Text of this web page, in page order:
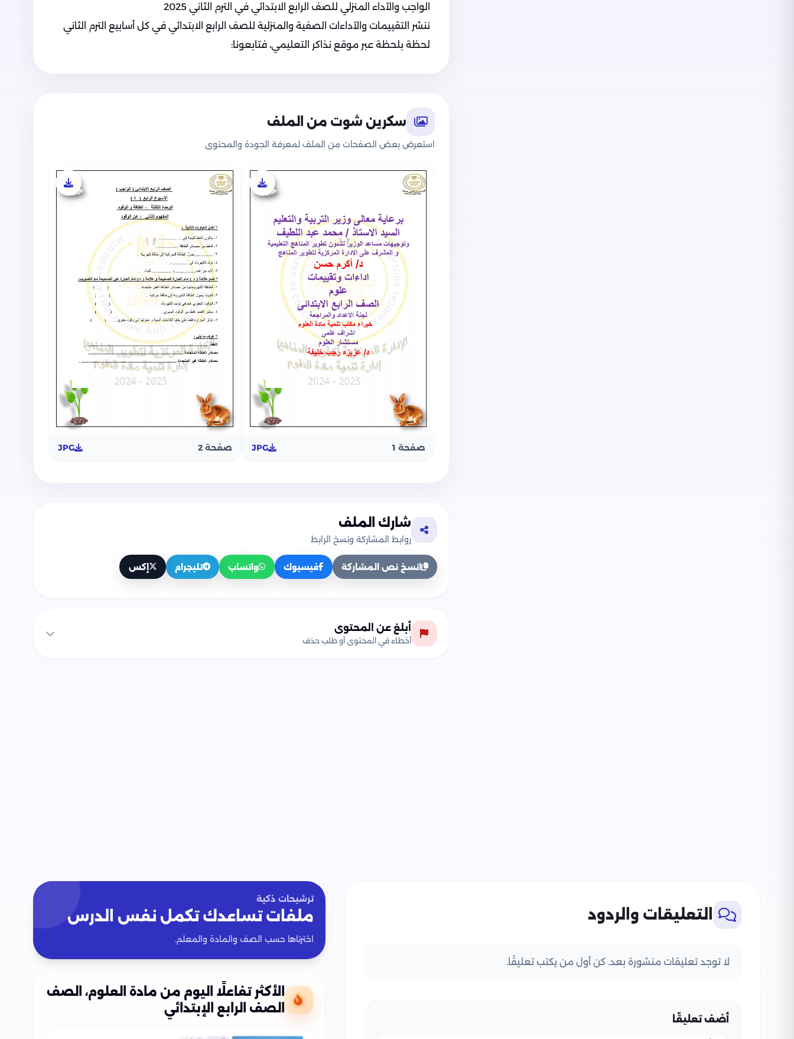
الواجب والآداء المنزلي للصف الرابع الابتدائي في الترم الثاني 2025
ننشر التقييمات والآداءات الصفية والمنزلية للصف الرابع الابتدائي في كل أسابيع الترم الثاني
لحظة بلحظة عبر موقع نذاكر التعليمي، فتابعونا:
سكرين شوت من الملف
استعرض بعض الصفحات من الملف لمعرفة الجودة والمحتوى
صفحة 1 JPG صفحة 2 JPG
شارك الملف
روابط المشاركة ونسخ الرابط
انسخ نص المشاركة فيسبوك واتساب تليجرام إكس
أبلغ عن المحتوى
أخطاء في المحتوى أو طلب حذف
التعليقات والردود
لا توجد تعليقات منشورة بعد. كن أول من يكتب تعليقًا.
أضف تعليقًا
ترشيحات ذكية
ملفات تساعدك تكمل نفس الدرس
اخترناها حسب الصف والمادة والمعلم.
الأكثر تفاعلًا اليوم من مادة العلوم، الصف
الصف الرابع الإبتدائي